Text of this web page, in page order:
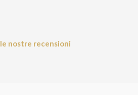
nostre recensioni